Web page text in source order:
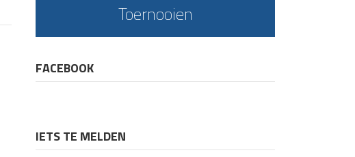
Toernooien
FACEBOOK
IETS TE MELDEN